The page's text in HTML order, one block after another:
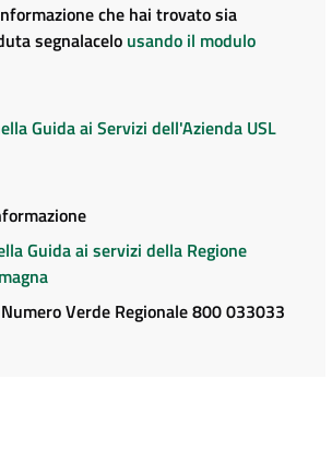
che hai trovato sia
segnalacelo usando il modulo
Guida ai Servizi dell'Azienda USL
Guida ai servizi della Regione
Verde Regionale 800 033033